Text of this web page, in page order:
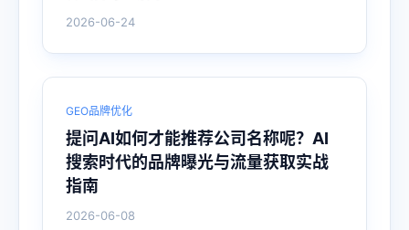
2026-06-24
GEO品牌优化
提问AI如何才能推荐公司名称呢？AI
搜索时代的品牌曝光与流量获取实战
指南
2026-06-08